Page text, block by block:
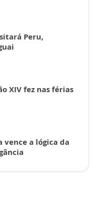
Peru,
XIV fez nas férias
a lógica da